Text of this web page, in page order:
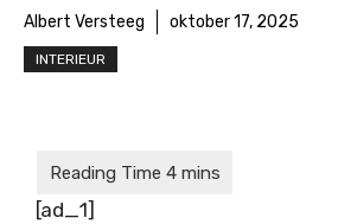
Albert Versteeg oktober 17, 2025
INTERIEUR
[ad_1]